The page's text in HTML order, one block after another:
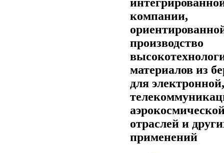
компании,
производство
материалов из
для электронной,
отраслей и
применений